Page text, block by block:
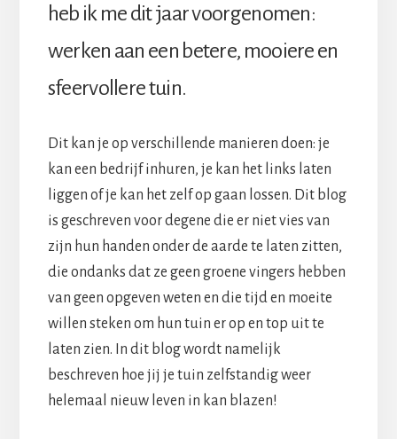
heb ik me dit jaar voorgenomen:
werken aan een betere, mooiere en
sfeervollere tuin.
Dit kan je op verschillende manieren doen: je
kan een bedrijf inhuren, je kan het links laten
liggen of je kan het zelf op gaan lossen. Dit blog
is geschreven voor degene die er niet vies van
zijn hun handen onder de aarde te laten zitten,
die ondanks dat ze geen groene vingers hebben
van geen opgeven weten en die tijd en moeite
willen steken om hun tuin er op en top uit te
laten zien. In dit blog wordt namelijk
beschreven hoe jij je tuin zelfstandig weer
helemaal nieuw leven in kan blazen!